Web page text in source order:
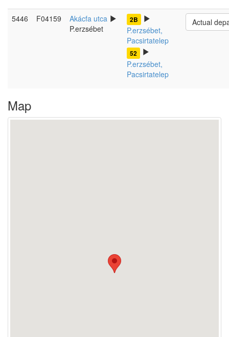
5446 F04159
Akácfa utca
P.erzsébet
2B
P.erzsébet,
Pacsirtatelep
52
P.erzsébet,
Pacsirtatelep
Actual
Map